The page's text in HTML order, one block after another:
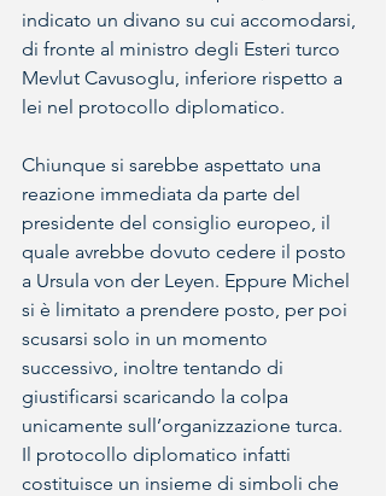
indicato un divano su cui accomodarsi,
di fronte al ministro degli Esteri turco
Mevlut Cavusoglu, inferiore rispetto a
lei nel protocollo diplomatico.
Chiunque si sarebbe aspettato una
reazione immediata da parte del
presidente del consiglio europeo, il
quale avrebbe dovuto cedere il posto
a Ursula von der Leyen. Eppure Michel
si è limitato a prendere posto, per poi
scusarsi solo in un momento
successivo, inoltre tentando di
giustificarsi scaricando la colpa
unicamente sull’organizzazione turca.
Il protocollo diplomatico infatti
costituisce un insieme di simboli che